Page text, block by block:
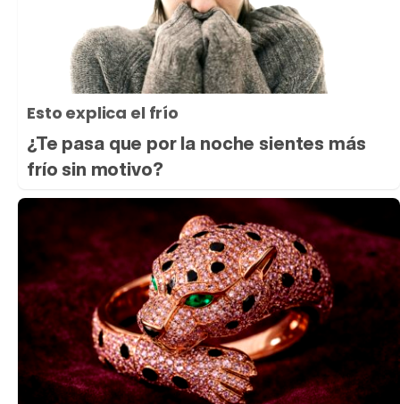
Esto explica el frío
¿Te pasa que por la noche sientes más
frío sin motivo?